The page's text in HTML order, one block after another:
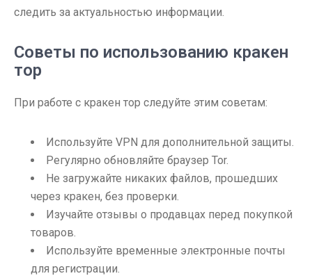
следить за актуальностью информации.
Советы по использованию кракен
тор
При работе с кракен тор следуйте этим советам:
Используйте VPN для дополнительной защиты.
Регулярно обновляйте браузер Tor.
Не загружайте никаких файлов, прошедших
через кракен, без проверки.
Изучайте отзывы о продавцах перед покупкой
товаров.
Используйте временные электронные почты
для регистрации.